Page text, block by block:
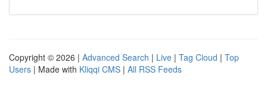
Copyright © 2026 | Advanced Search | Live | Tag Cloud | Top
Users | Made with Kliqqi CMS | All RSS Feeds